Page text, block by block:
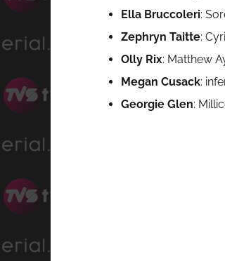
Ella Bruccoleri:
Zephryn Taitte:
Olly Rix: Matthew
Megan Cusack:
Georgie Glen: